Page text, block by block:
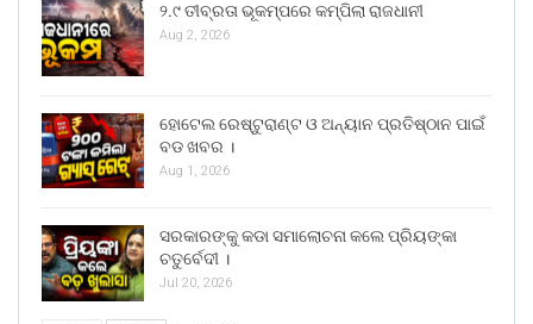
୨.୯ ତୀବ୍ରତା ଭୂକମ୍ପରେ କମ୍ପିଲା ରାଜଧାନୀ
Aug 2, 2026
ହୋଟେଲ ରେଷ୍ଟୁରାଣ୍ଟ ଓ ଅନ୍ୟାନ ପ୍ରତିଷ୍ଠାନ ପାଇଁ
ବଡ ଖବର ।
Aug 1, 2026
ସରକାରଙ୍କୁ କଡା ସମାଲୋଚନା କଲେ ପ୍ରିୟଙ୍କା
ଚତୁର୍ବେଦୀ ।
Jul 20, 2026